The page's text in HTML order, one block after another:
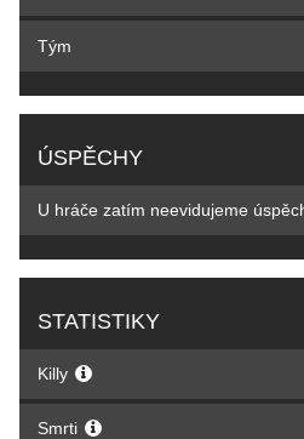
Tým
ÚSPĚCHY
U hráče zatím neevidujeme
STATISTIKY
Killy
Smrti